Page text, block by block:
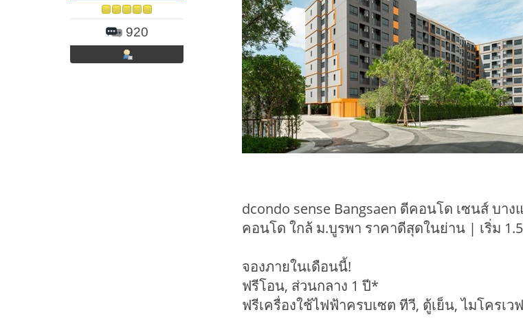
920
dcondo sense Bangsaen ดีคอนโด เซนส์ บา
คอนโด ใกล้ ม.บูรพา ราคาดีสุดในย่าน | เริ่ม
จองภายในเดือนนี้!
ฟรีโอน, ส่วนกลาง 1 ปี*
ฟรีเครื่องใช้ไฟฟ้าครบเซต ทีวี, ตู้เย็น, ไมโครเว